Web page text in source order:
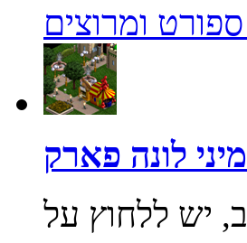
ומרוצים
מיני לונה פארק